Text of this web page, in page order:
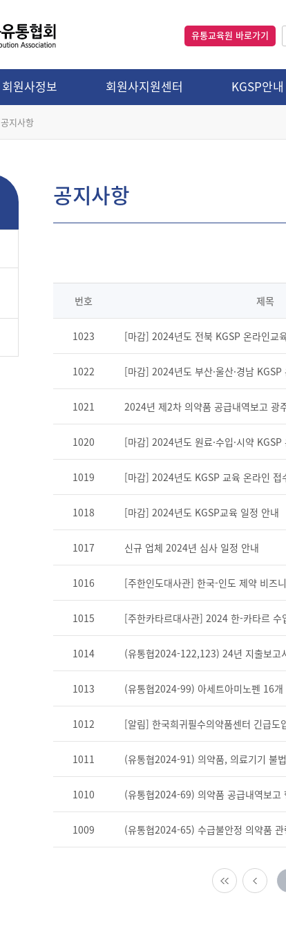
유통교육원 바로가기
회원사정보 회원사지원센터 KGSP안내
공지사항
공지사항
번호 제목
1023 [마감] 2024년도 전북 KGSP 온라인교
1022 [마감] 2024년도 부산·울산·경남
1021 2024년 제2차 의약품 공급내역보고 광
1020 [마감] 2024년도 원료·수입·시약
1019 [마감] 2024년도 KGSP 교육 온라인 접
1018 [마감] 2024년도 KGSP교육 일정 안내
1017 신규 업체 2024년 심사 일정 안내
1016 [주한인도대사관] 한국-인도 제약 비즈
1015 [주한카타르대사관] 2024 한-카타르 수
1014
1013
1012 [알림] 한국희귀필수의약품센터 긴급도
1011
1010
1009 (유통협2024-65) 수급불안정 의약품